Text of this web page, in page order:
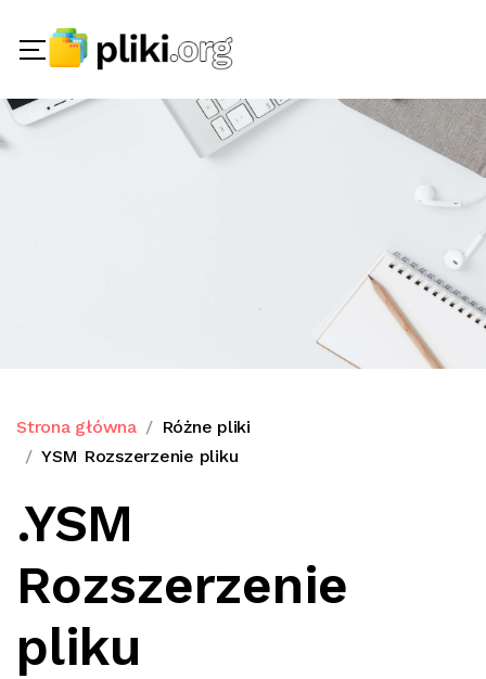
Strona główna
Różne pliki
YSM Rozszerzenie pliku
.YSM
Rozszerzenie
pliku